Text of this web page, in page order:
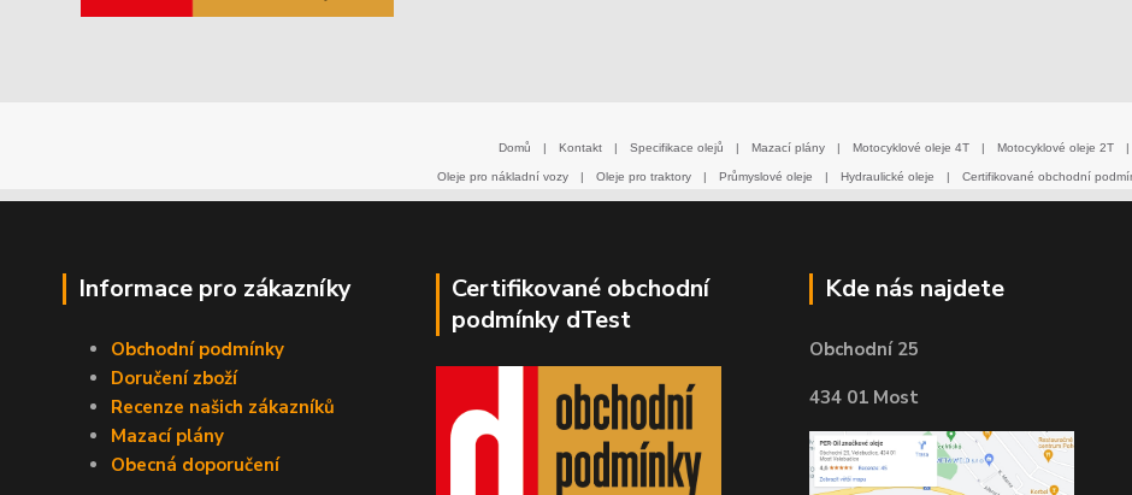
Domů | Kontakt | Specifikace olejů | Mazací plány | Motocyklové oleje 4T | Motocyklové oleje 2T |
Oleje pro nákladní vozy | Oleje pro traktory | Průmyslové oleje | Hydraulické oleje | Certifikované obchodní
Informace pro zákazníky
Obchodní podmínky
Doručení zboží
Recenze našich zákazníků
Mazací plány
Obecná doporučení
Certifikované obchodní
podmínky dTest
Kde nás najdete
Obchodní 25
434 01 Most